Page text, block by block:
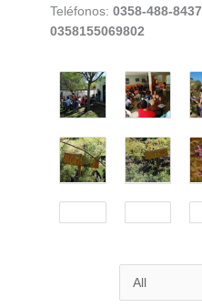
Teléfonos: 0358-488-8437
0358155069802